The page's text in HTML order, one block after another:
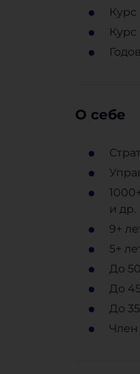
О себе
и др.
9+
5+
До
До
До
Член